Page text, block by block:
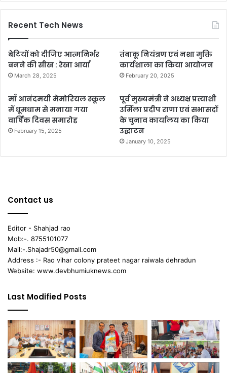
Recent Tech News
बेटियों को दीजिए आत्मनिर्भर
बनने की सीख : रेखा आर्या
March 28, 2025
तंबाकू नियंत्रण एवं नशा मुक्ति
कार्यशाला का किया आयोजन
February 20, 2025
माँ आनंदमयी मेमोरियल स्कूल
में धूमधाम से मनाया गया
वार्षिक दिवस समारोह
February 15, 2025
पूर्व मुख्यमंत्री ने अध्यक्ष प्रत्याशी
उर्मिला प्रदीप राणा एवं सभासदों
के चुनाव कार्यालय का किया
उद्घाटन
January 10, 2025
Contact us
Editor - Shahjad rao
Mob:-. 8755101077
Mail:-.Shajadr50@gmail.com
Address :- Rao vihar colony prateet nagar raiwala dehradun
Website: www.devbhumiuknews.com
Last Modified Posts